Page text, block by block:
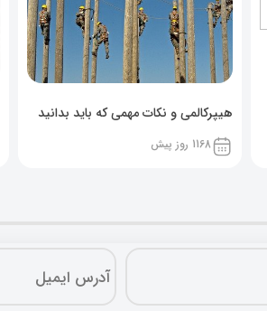
هیپرکالمی و نکات مهمی که باید بدانید
1168 روز پیش